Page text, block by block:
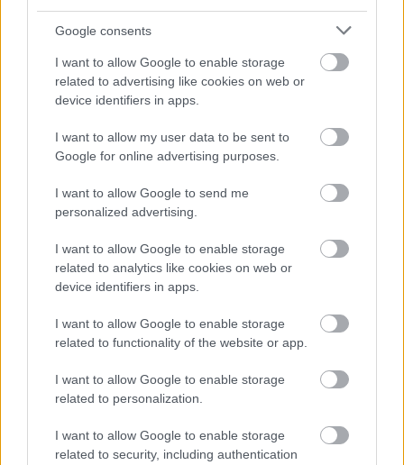
Google consents
I want to allow Google to enable storage
related to advertising like cookies on web or
device identifiers in apps.
I want to allow my user data to be sent to
Google for online advertising purposes.
I want to allow Google to send me
personalized advertising.
I want to allow Google to enable storage
related to analytics like cookies on web or
device identifiers in apps.
I want to allow Google to enable storage
related to functionality of the website or app.
I want to allow Google to enable storage
related to personalization.
I want to allow Google to enable storage
related to security, including authentication
¡A comprar! 5 jugadores rentables tras la jornada 25
28. febrero 2021 Por Jesus Gallo|
Kike Barja, Sandro Ramírez....Estos 5 jugadores destacaron en la
jornada 25 y pueden ser rentables en Comunio durante las próximas
semanas.